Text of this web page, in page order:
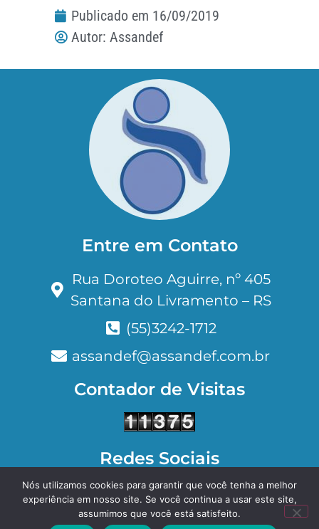
Publicado em 16/09/2019
Autor: Assandef
Entre em Contato
Rua Doroteo Aguirre, nº 405
Santana do Livramento – RS
(55)3242-1712
assandef@assandef.com.br
Contador de Visitas
Redes Sociais
Facebook Instagram
Nós utilizamos cookies para garantir que você tenha a melhor
experiência em nosso site. Se você continua a usar este site,
assumimos que você está satisfeito.